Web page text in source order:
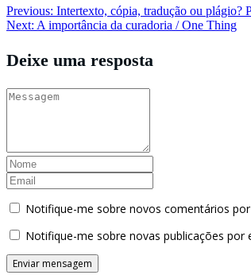
Navegação
de
Post
Previous: Intertexto, cópia, tradução ou plágio?
Next: A importância da curadoria / One Thing
Deixe uma resposta
Notifique-me sobre novos comentários
Notifique-me sobre novas publicações por